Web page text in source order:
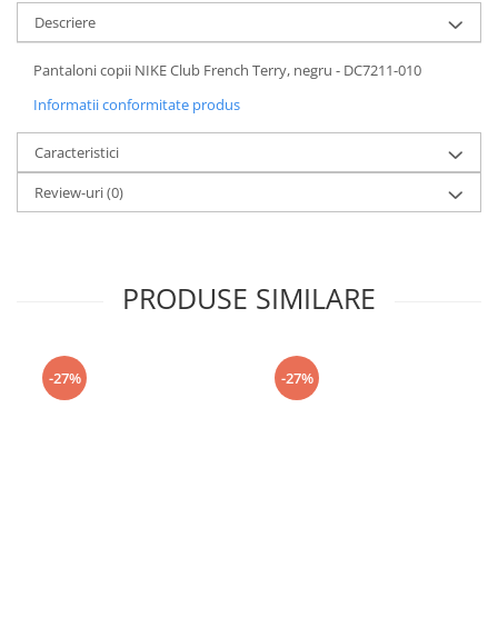
Descriere
Pantaloni copii NIKE Club French Terry, negru - DC7211-010
Informatii conformitate produs
Caracteristici
Review-uri(0)
PRODUSE SIMILARE
-27% -27%